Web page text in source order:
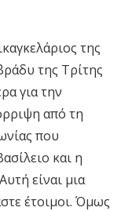
της
της Τρίτης
για την
από τη
που
και η
είναι μια
έτοιμοι. Όμως